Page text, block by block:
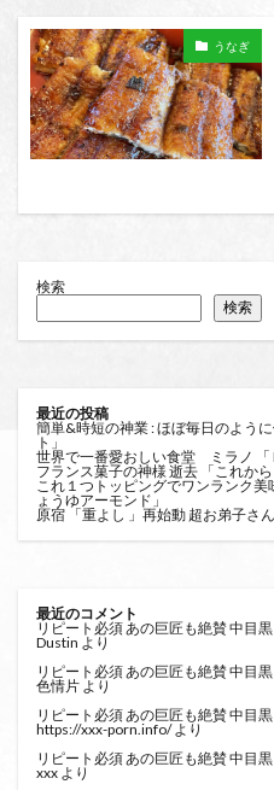
うなぎ
検索
検索
最近の投稿
簡単&時短の神業 : ほぼ毎日のよう
ト」
世界で一番愛おしい食堂 ミラノ 「
フランス菓子の神様 逝去 「これか
これ１つトッピングでワンランク
ょうゆアーモンド」
原宿 「重よし 」再始動 超お弟子さ
最近のコメント
リピート必須 あの巨匠も絶賛 中目
Dustin より
リピート必須 あの巨匠も絶賛 中目
色情片 より
リピート必須 あの巨匠も絶賛 中目
https://xxx-porn.info/より
リピート必須 あの巨匠も絶賛 中目
xxx より